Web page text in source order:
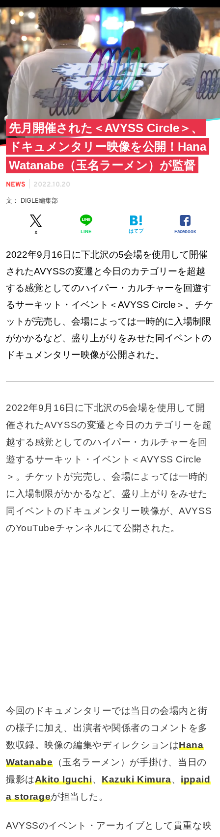
先月開催された＜AVYSS Circle＞、
ドキュメンタリー映像を公開！Hana
Watanabe（玉名ラーメン）が監督
NEWS 2022.10.20
文： DIGLE編集部
X LINE はてブ Facebook
2022年9月16日に下北沢の5会場を使用して開催
されたAVYSSの変遷と今日のカテゴリーを超越
する感覚としてのハイパー・カルチャーを回遊す
るサーキット・イベント＜AVYSS Circle＞。チケ
ットが完売し、会場によっては一時的に入場制限
がかかるなど、盛り上がりをみせた同イベントの
ドキュメンタリー映像が公開された。
2022年9月16日に下北沢の5会場を使用して開
催されたAVYSSの変遷と今日のカテゴリーを超
越する感覚としてのハイパー・カルチャーを回
遊するサーキット・イベント＜AVYSS Circle
＞。チケットが完売し、会場によっては一時的
に入場制限がかかるなど、盛り上がりをみせた
同イベントのドキュメンタリー映像が、AVYSS
のYouTubeチャンネルにて公開された。
今回のドキュメンタリーでは当日の会場内と街
の様子に加え、出演者や関係者のコメントを多
数収録。映像の編集やディレクションはHana
Watanabe（玉名ラーメン）が手掛け、当日の
撮影はAkito Iguchi、Kazuki Kimura、ippaid
a storageが担当した。
AVYSSのイベント・アーカイブとして貴重な映